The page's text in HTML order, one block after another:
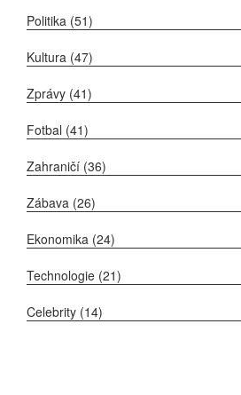
Politika (51)
Kultura (47)
Zprávy (41)
Fotbal (41)
Zahraničí (36)
Zábava (26)
Ekonomika (24)
Technologie (21)
Celebrity (14)